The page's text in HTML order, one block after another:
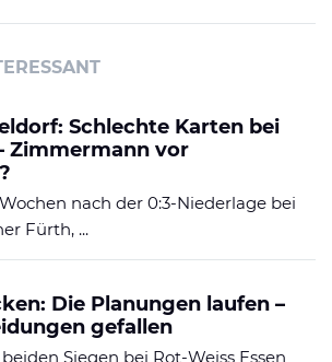
Schlechte Karten bei
Zimmermann vor
nach der 0:3-Niederlage bei
Fürth, ...
Die Planungen laufen –
gefallen
Siegen bei Rot-Weiss Essen